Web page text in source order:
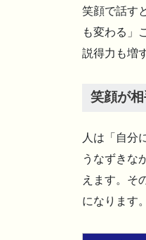
笑顔で話す
も変わる」
説得力も増
笑顔が相
人は「自分
うなずきな
えます。そ
になります。